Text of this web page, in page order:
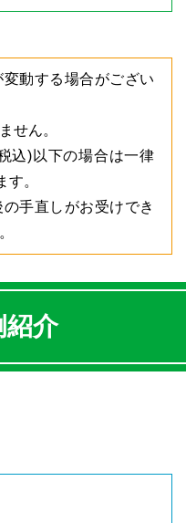
動する場合がござい
せん。
込)以下の場合は一律
。
手直しがお受けでき
紹介